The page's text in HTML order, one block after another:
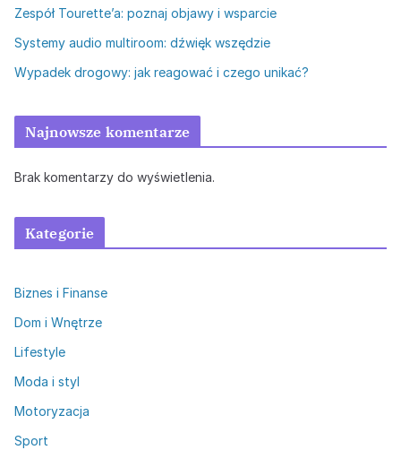
Zespół Tourette’a: poznaj objawy i wsparcie
Systemy audio multiroom: dźwięk wszędzie
Wypadek drogowy: jak reagować i czego unikać?
Najnowsze komentarze
Brak komentarzy do wyświetlenia.
Kategorie
Biznes i Finanse
Dom i Wnętrze
Lifestyle
Moda i styl
Motoryzacja
Sport